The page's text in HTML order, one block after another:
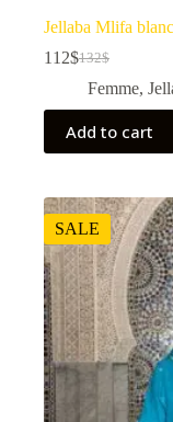
Jellaba Mlifa
132$
112$
Femme,
Add to cart
SALE